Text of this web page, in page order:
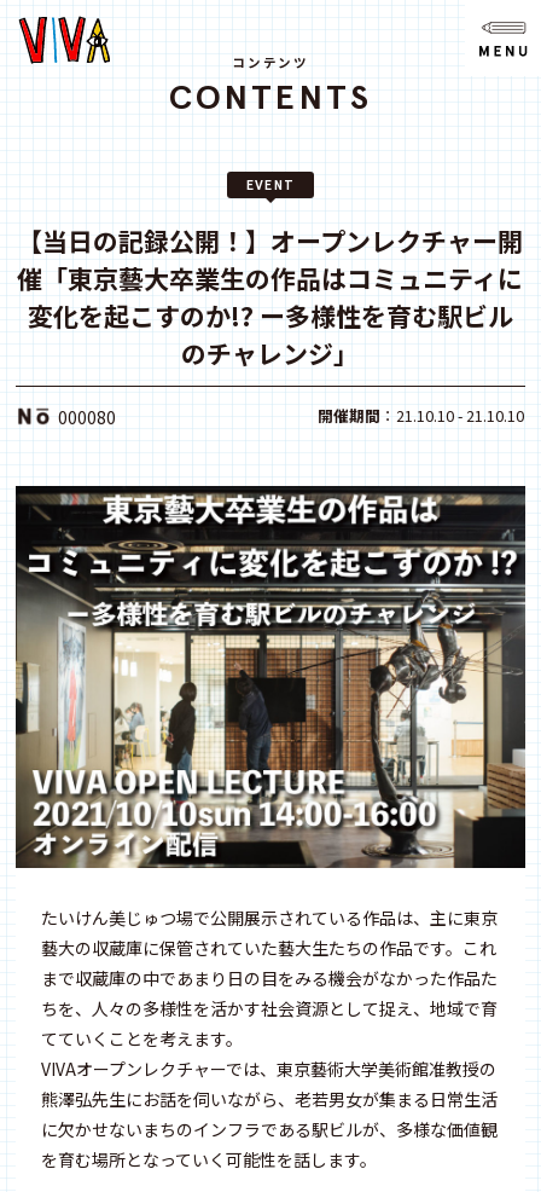
ニュース
ABOUT
SPACE
ACCESS
アクセス
CONTACT
お問い合わせ
youtube
コンテンツ
CONTENTS
EVENT
【当日の記録公開！】オープンレクチャー開
催「東京藝大卒業生の作品はコミュニティに
変化を起こすのか!? ー多様性を育む駅ビル
のチャレンジ」
000080 開催期間 ：21.10.10 - 21.10.10
たいけん美じゅつ場で公開展示されている作品は、主に東京
藝大の収蔵庫に保管されていた藝大生たちの作品です。これ
まで収蔵庫の中であまり日の目をみる機会がなかった作品た
ちを、人々の多様性を活かす社会資源として捉え、地域で育
てていくことを考えます。
VIVAオープンレクチャーでは、東京藝術大学美術館准教授の
熊澤弘先生にお話を伺いながら、老若男女が集まる日常生活
に欠かせないまちのインフラである駅ビルが、多様な価値観
を育む場所となっていく可能性を話します。